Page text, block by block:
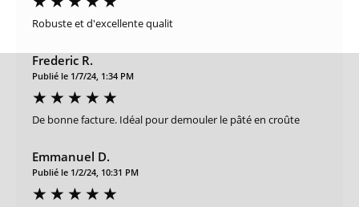
Robuste et d'excellente qualit
Frederic R.
Publié le 1/7/24, 1:34 PM
De bonne facture. Idéal pour demouler le pâté en croûte
Emmanuel D.
Publié le 1/2/24, 10:31 PM